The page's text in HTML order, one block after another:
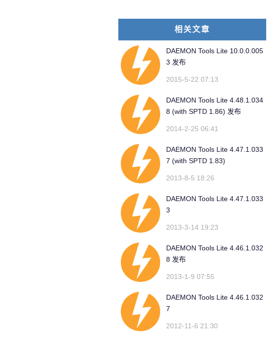
相关文章
DAEMON Tools Lite 10.0.0.005
3 发布
2015-5-22 07:13
DAEMON Tools Lite 4.48.1.034
8 (with SPTD 1.86) 发布
2014-2-25 06:41
DAEMON Tools Lite 4.47.1.033
7 (with SPTD 1.83)
2013-8-5 18:26
DAEMON Tools Lite 4.47.1.033
3
2013-3-14 19:23
DAEMON Tools Lite 4.46.1.032
8 发布
2013-1-9 07:55
DAEMON Tools Lite 4.46.1.032
7
2012-11-6 21:30